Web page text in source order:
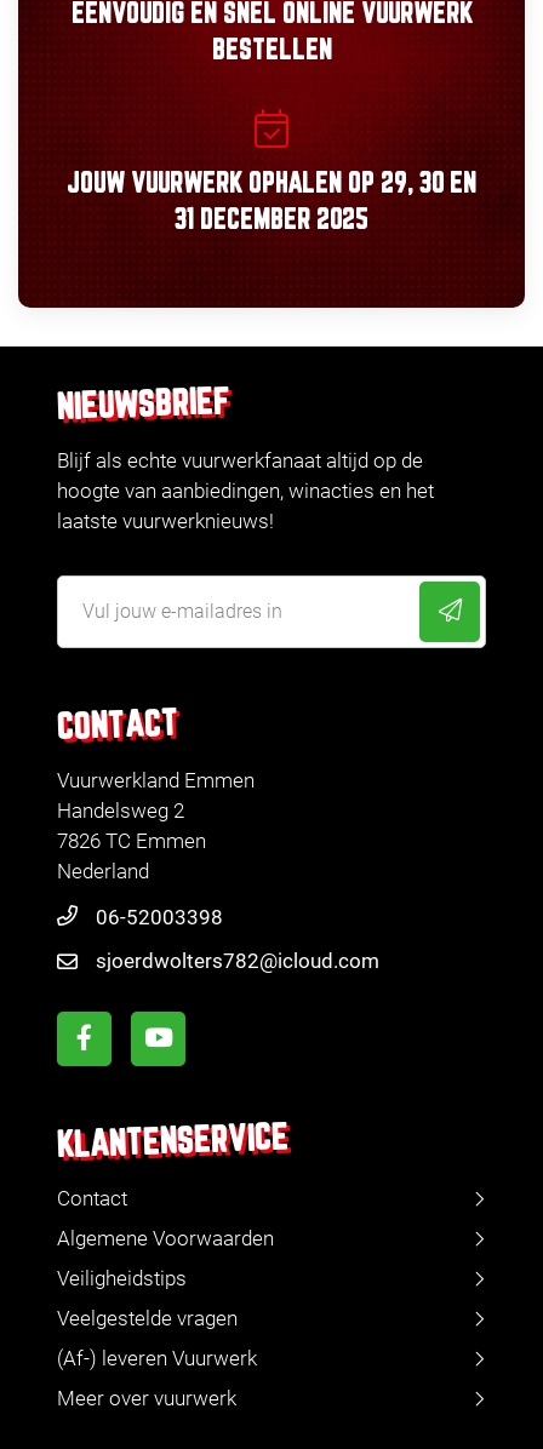
EENVOUDIGEN SNEL ONLINE VUURWERK
BESTELLEN
JOUW VUURWERK OPHALEN OP 29, 30 EN
31 DECEMBER 2025
CONTACT
Vuurwerkland Emmen
Handelsweg 2
7826 TC Emmen
Nederland
06-52003398
sjoerdwolters782@icloud.com
KLANTENSERVICE
Contact
Algemene Voorwaarden
Veiligheidstips
Veelgestelde vragen
(Af-) leveren Vuurwerk
Meer over vuurwerk
NIEUWSBRIEF
Blijf als echte vuurwerkfanaat altijd op de
hoogte van aanbiedingen, winacties en het
laatste vuurwerknieuws!